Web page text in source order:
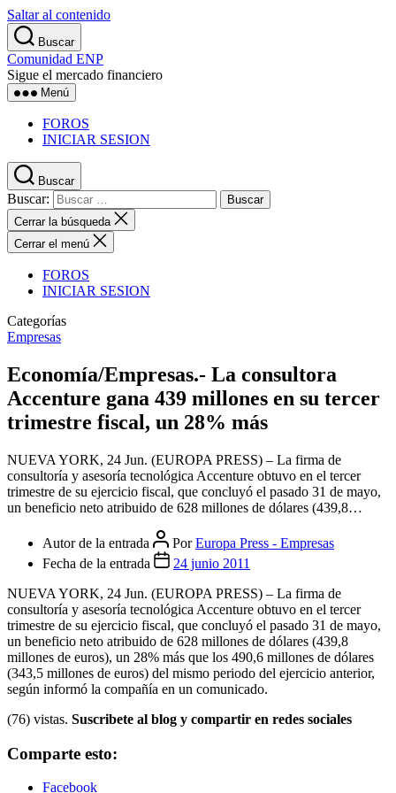
Saltar al contenido
Buscar
Comunidad ENP
Sigue el mercado financiero
Menú
FOROS
INICIAR SESION
Buscar
Buscar:
Cerrar la búsqueda
Cerrar el menú
FOROS
INICIAR SESION
Categorías
Empresas
Economía/Empresas.- La consultora
Accenture gana 439 millones en su tercer
trimestre fiscal, un 28% más
NUEVA YORK, 24 Jun. (EUROPA PRESS) – La firma de
consultoría y asesoría tecnológica Accenture obtuvo en el tercer
trimestre de su ejercicio fiscal, que concluyó el pasado 31 de mayo,
un beneficio neto atribuido de 628 millones de dólares (439,8…
Autor de la entrada PorEuropa Press - Empresas
Fecha de la entrada
24 junio 2011
NUEVA YORK, 24 Jun. (EUROPA PRESS) – La firma de
consultoría y asesoría tecnológica Accenture obtuvo en el tercer
trimestre de su ejercicio fiscal, que concluyó el pasado 31 de mayo,
un beneficio neto atribuido de 628 millones de dólares (439,8
millones de euros), un 28% más que los 490,6 millones de dólares
(343,5 millones de euros) del mismo periodo del ejercicio anterior,
según informó la compañía en un comunicado.
(76) vistas. Suscribete al blog y compartir en redes sociales
Comparte esto:
Facebook